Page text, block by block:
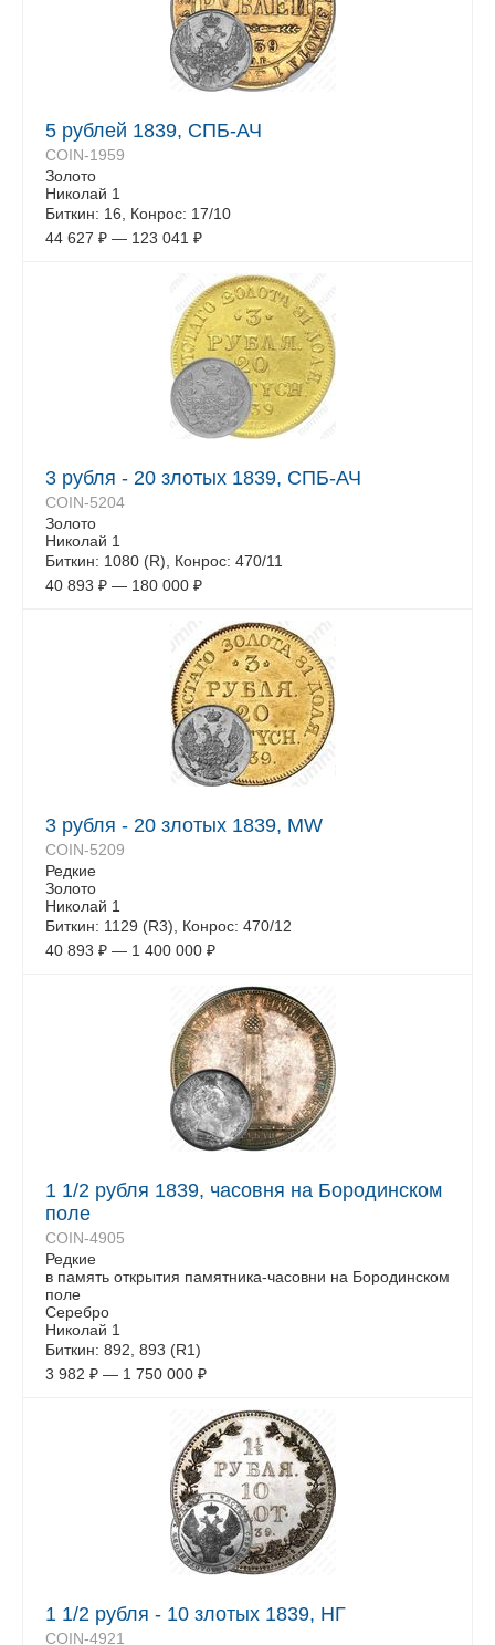
5 рублей 1839, СПБ-АЧ
COIN-1959
Золото
Николай 1
Биткин: 16, Конрос: 17/10
44 627 ₽ — 123 041 ₽
3 рубля - 20 злотых 1839, СПБ-АЧ
COIN-5204
Золото
Николай 1
Биткин: 1080 (R), Конрос: 470/11
40 893 ₽ — 180 000 ₽
3 рубля - 20 злотых 1839, MW
COIN-5209
Редкие
Золото
Николай 1
Биткин: 1129 (R3), Конрос: 470/12
40 893 ₽ — 1 400 000 ₽
1 1/2 рубля 1839, часовня на Бородинском
поле
COIN-4905
Редкие
в память открытия памятника-часовни на Бородинском
поле
Серебро
Николай 1
Биткин: 892, 893 (R1)
3 982 ₽ — 1 750 000 ₽
1 1/2 рубля - 10 злотых 1839, НГ
COIN-4921